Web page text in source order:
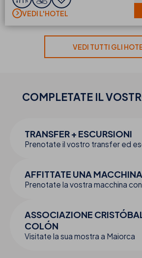
VEDI L'HOTEL
VEDI TUTTI GLI
COMPLETATE IL
TRANSFER + ESCURSIONI
Prenotate il vostro transfer ed
AFFITTATE UNA MACCHINA
Prenotate la vostra macchina
ASSOCIAZIONE
COLÓN
Visitate la sua mostra a Maiorca